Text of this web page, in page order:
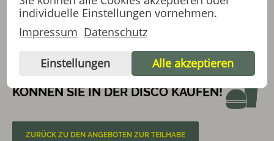
EINTRITTS-GELD : 1,50€
GETRÄNKE UND EINEN KLEINEN IMBISS
KÖNNEN SIE IN DER DISCO KAUFEN!
ZURÜCK ZU DEN ANGEBOTEN ZUR TEILHABE
individuelle Einstellungen vornehmen.
Impressum Datenschutz
Einstellungen Alle akzeptieren